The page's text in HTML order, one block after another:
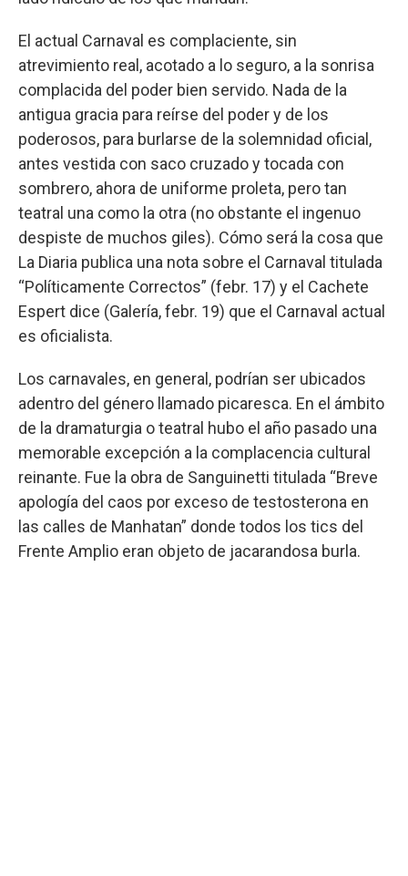
El actual Carnaval es complaciente, sin
atrevimiento real, acotado a lo seguro, a la sonrisa
complacida del poder bien servido. Nada de la
antigua gracia para reírse del poder y de los
poderosos, para burlarse de la solemnidad oficial,
antes vestida con saco cruzado y tocada con
sombrero, ahora de uniforme proleta, pero tan
teatral una como la otra (no obstante el ingenuo
despiste de muchos giles). Cómo será la cosa que
La Diaria publica una nota sobre el Carnaval titulada
“Políticamente Correctos” (febr. 17) y el Cachete
Espert dice (Galería, febr. 19) que el Carnaval actual
es oficialista.
Los carnavales, en general, podrían ser ubicados
adentro del género llamado picaresca. En el ámbito
de la dramaturgia o teatral hubo el año pasado una
memorable excepción a la complacencia cultural
reinante. Fue la obra de Sanguinetti titulada “Breve
apología del caos por exceso de testosterona en
las calles de Manhatan” donde todos los tics del
Frente Amplio eran objeto de jacarandosa burla.